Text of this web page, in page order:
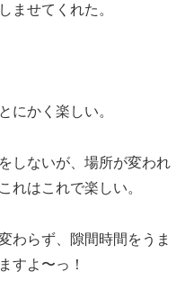
ませてくれた。
にかく楽しい。
しないが、場所が変われ
れはこれで楽しい。
わらず、隙間時間をうま
すよ〜っ！